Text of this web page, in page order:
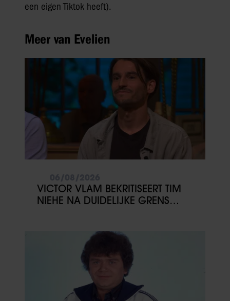
een eigen Tiktok heeft).
Meer van Evelien
VICTOR VLAM BEKRITISEERT TIM
NIEHE NA DUIDELIJKE GRENS